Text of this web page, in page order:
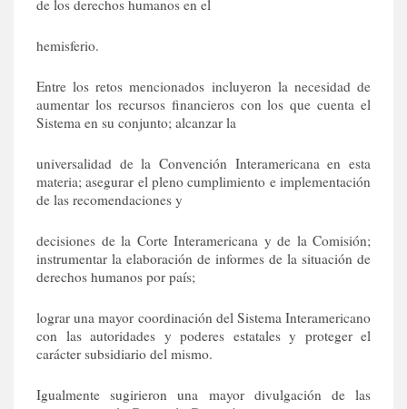
de los derechos humanos en el
hemisferio.
Entre los retos mencionados incluyeron la necesidad de
aumentar los recursos financieros con los que cuenta el
Sistema en su conjunto; alcanzar la
universalidad de la Convención Interamericana en esta
materia; asegurar el pleno cumplimiento e implementación
de las recomendaciones y
decisiones de la Corte Interamericana y de la Comisión;
instrumentar la elaboración de informes de la situación de
derechos humanos por país;
lograr una mayor coordinación del Sistema Interamericano
con las autoridades y poderes estatales y proteger el
carácter subsidiario del mismo.
Igualmente sugirieron una mayor divulgación de las